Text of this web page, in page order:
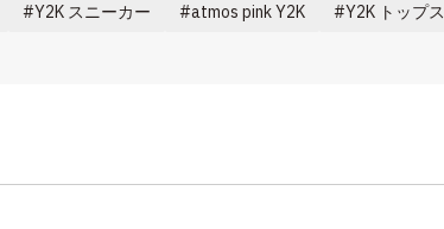
Y2K スニーカー atmos pink Y2K Y2K トップス